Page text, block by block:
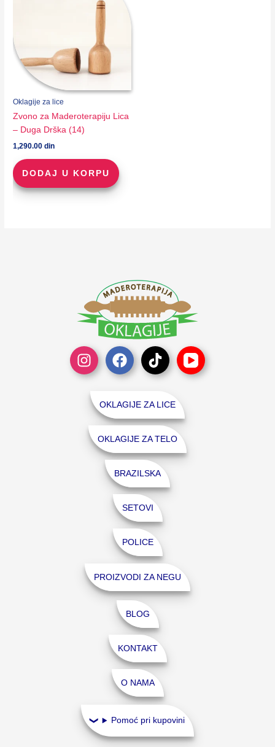
Oklagije za lice
Zvono za Maderoterapiju Lica
– Duga Drška (14)
1,290.00din
DODAJ U KORPU
OKLAGIJE ZA LICE
OKLAGIJE ZA TELO
BRAZILSKA
SETOVI
POLICE
PROIZVODI ZA NEGU
BLOG
KONTAKT
O NAMA
Pomoć pri kupovini